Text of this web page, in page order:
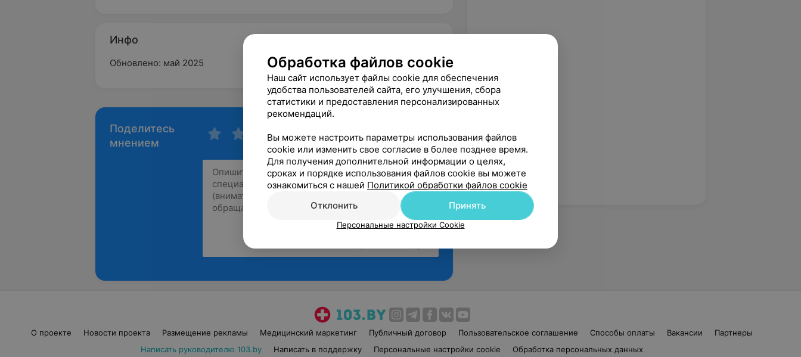
Инфо
Обновлено: май 2025
Поделитесь
мнением
О проекте Новости проекта Размещение рекламы Медицинский маркетинг Публичный договор Пользовательское соглашение Способы оплаты Вакансии
Партнеры
Написать руководителю 103.by
Написать в поддержку Персональные настройки cookie Обработка персональных данных
Обработка файлов cookie
Наш сайт использует файлы cookie для обеспечения
удобства пользователей сайта, его улучшения, сбора
статистики и предоставления персонализированных
рекомендаций.
Вы можете настроить параметры использования файлов
cookie или изменить свое согласие в более позднее время.
Для получения дополнительной информации о целях,
сроках и порядке использования файлов cookie вы можете
ознакомиться с нашей Политикой обработки файлов cookie
Отклонить
Принять
Персональные настройки Cookie